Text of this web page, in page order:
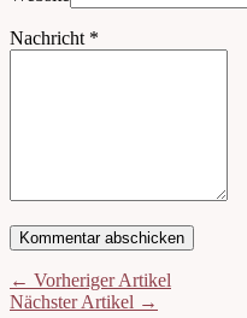
Nachricht *
← Vorheriger Artikel
Nächster Artikel →